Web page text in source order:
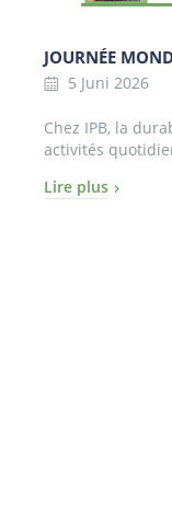
JOURNÉE
5 Juni 2026
Chez IPB, la
activités
Lire plus